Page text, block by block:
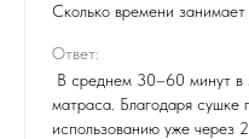
Сколько времени занимает
Ответ:
В среднем 30–60 минут в
матраса. Благодаря сушке
использованию уже через